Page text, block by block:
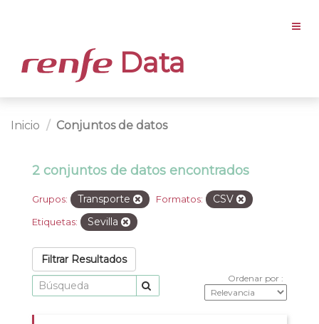
Data
Inicio Conjuntos de datos
2 conjuntos de datos encontrados
Grupos: Transporte Formatos: CSV
Etiquetas: Sevilla
Filtrar Resultados
Ordenar por